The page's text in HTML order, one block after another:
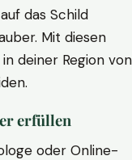
das Schild
Mit diesen
deiner Region von
erfüllen
oder Online-